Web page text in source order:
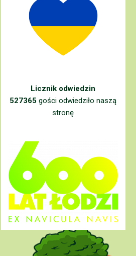
Licznik odwiedzin
527365 gości odwiedziło naszą
stronę